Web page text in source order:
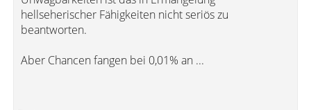
hellseherischer Fähigkeiten nicht seriös zu
beantworten.
Aber Chancen fangen bei 0,01% an ...